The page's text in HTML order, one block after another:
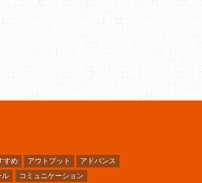
すめ アウトプット
アドバンス
ル
コミュニケーション